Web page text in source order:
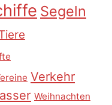
Segeln
Verkehr
Weihnachten